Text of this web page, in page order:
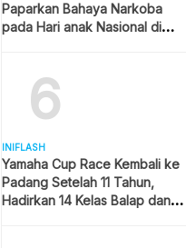
Paparkan Bahaya Narkoba
pada Hari anak Nasional di
6
INIFLASH
Yamaha Cup Race Kembali ke
Padang Setelah 11 Tahun,
Hadirkan 14 Kelas Balap dan